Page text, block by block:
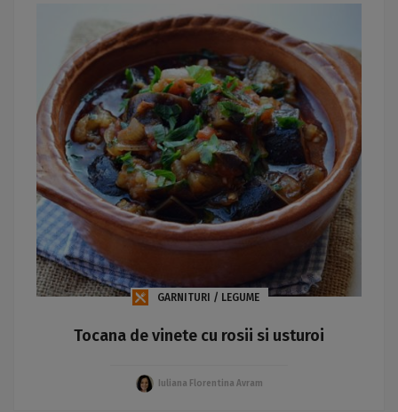
GARNITURI / LEGUME
Tocana de vinete cu rosii si usturoi
Iuliana Florentina Avram